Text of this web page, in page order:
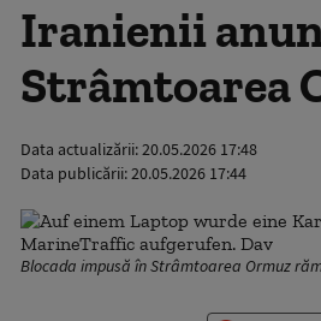
Iranienii
Strâmtoarea
Data actualizării:20.05.2026 17:48
Data publicării:20.05.2026 17:44
Blocada impusă în Strâmtoarea Ormuz